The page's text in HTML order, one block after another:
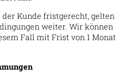
Kunde fristgerecht, gelten
weiter. Wir können
Fall mit Frist von 1 Monat